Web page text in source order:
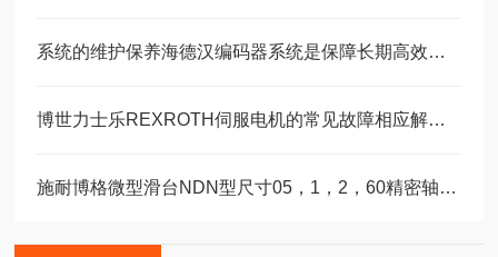
系统的维护保养海德汉编码器系统是保障长期高效运转的重要环节
博世力士乐REXROTH伺服电机的常见故障相应解决方法分享
施耐博格微型滑台NDN型尺寸05，1，2，60精密轴承选型